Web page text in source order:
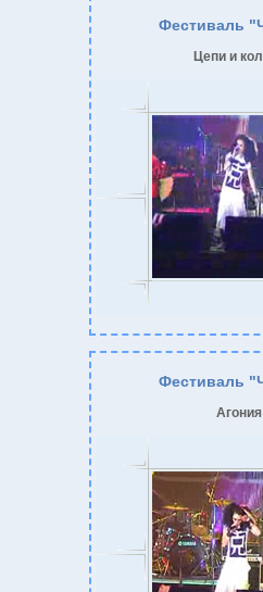
Фестиваль
Цепи и
Фестиваль
Агония